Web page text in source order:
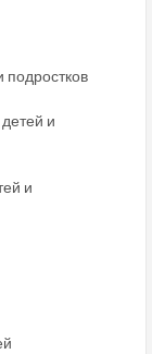
подростков
и
и